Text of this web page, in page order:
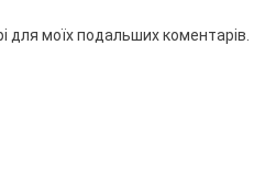
для моїх подальших коментарів.